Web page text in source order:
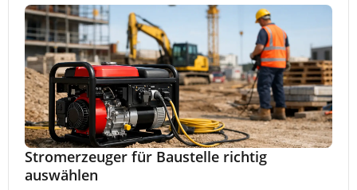
Stromerzeuger für Baustelle richtig
auswählen